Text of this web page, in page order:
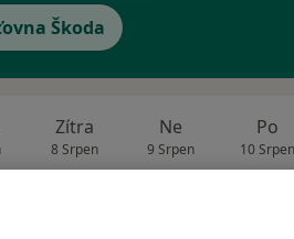
Škoda
Zítra
8 Srpen
Ne
9 Srpen
Po
10 Srpen